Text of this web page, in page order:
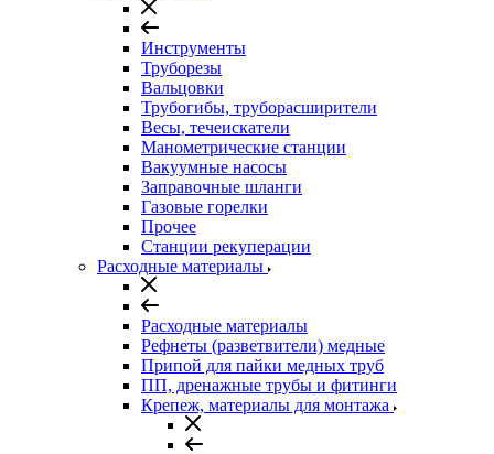
Инструменты
Труборезы
Вальцовки
Трубогибы, труборасширители
Весы, течеискатели
Манометрические станции
Вакуумные насосы
Заправочные шланги
Газовые горелки
Прочее
Станции рекуперации
Расходные материалы
Расходные материалы
Рефнеты (разветвители) медные
Припой для пайки медных труб
ПП, дренажные трубы и фитинги
Крепеж, материалы для монтажа